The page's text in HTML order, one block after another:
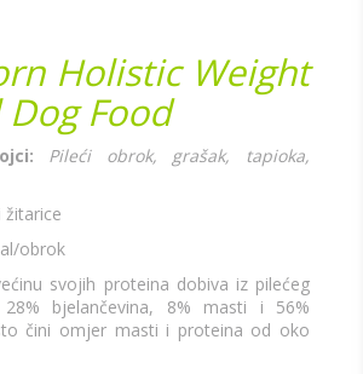
Holistic Weight
Food
Pileći obrok, grašak, tapioka,
žitarice
obrok
svojih proteina dobiva iz pilećeg
28% bjelančevina, 8% masti i 56%
čini omjer masti i proteina od oko